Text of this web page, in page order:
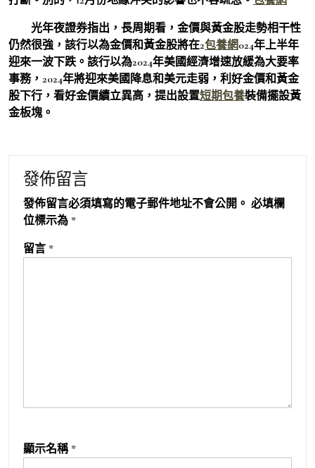
光年夜證券指出，長周期看，金價與黃金股走勢相干性
仍然很強，該行以為金價和黃金股將在2包養網024年上半年
迎來一波下跌。該行以為2024年美國經濟增速放緩為大要率
事務，2024年將迎來美國降息和美元走弱，利好金價和黃金
股下行，看好金價續立異高，提出設置短期包養裝備擺設黃
金板塊。
發佈留言
發佈留言必須填寫的電子郵件地址不會公開。 必填欄
位標示為 *
留言 *
顯示名稱 *